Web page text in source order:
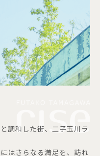
調和した街、二子玉川ラ
はさらなる満足を、訪れ